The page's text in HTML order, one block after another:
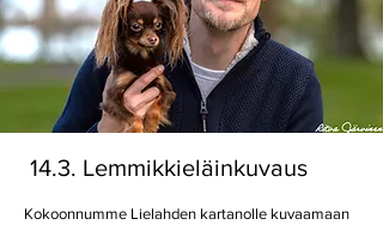
14.3. Lemmikkieläinkuvaus
Kokoonnumme Lielahden kartanolle kuvaamaan